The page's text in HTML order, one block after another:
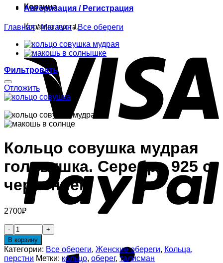
Корзина
Корзина пуста.
Авторизация / Регистрация
Главная / Магазин / Все обереги
Фильтровать
Отложить
Кольцо совушка мудрая
головушка. Серебро 925 с
чернением
2700₽
В корзину
Категории: Все обереги, Женские обереги, Кольца,
перстни Метки: кольцо, оберег, талисман